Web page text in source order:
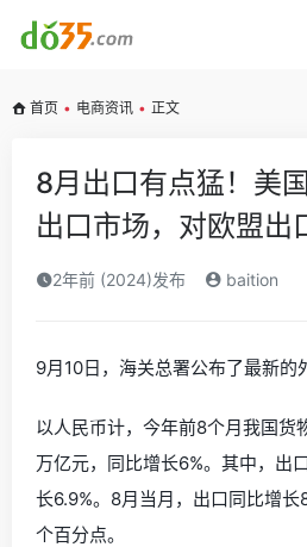
首页 • 电商资讯 • 正文
8月出口有点猛！美
出口市场，对欧盟出
2年前 (2024)发布 baition
9月10日，海关总署公布了最新的
以人民币计，今年前8个月我国货
万亿元，同比增长6%。其中，出
长6.9%。8月当月，出口同比增
个百分点。